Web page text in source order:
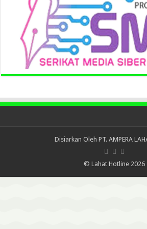
Disiarkan Oleh PT. AMPERA
© Lahat Hotline 2026